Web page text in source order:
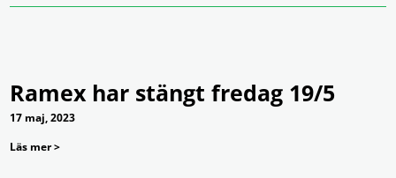
Ramex har stängt fredag 19/5
17 maj, 2023
Läs mer >